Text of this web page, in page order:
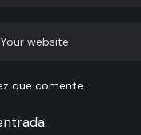
que comente.